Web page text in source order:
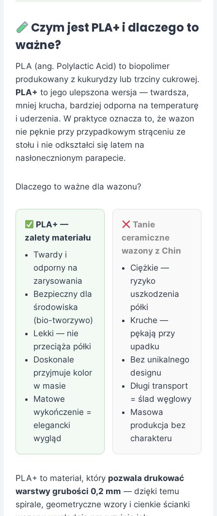
Czym jest PLA+ i dlaczego to
ważne?
PLA (ang. Polylactic Acid) to biopolimer
produkowany z kukurydzy lub trzciny cukrowej.
PLA+ to jego ulepszona wersja — twardsza,
mniej krucha, bardziej odporna na temperaturę
i uderzenia. W praktyce oznacza to, że wazon
nie pęknie przy przypadkowym strąceniu ze
stołu i nie odkształci się latem na
nasłonecznionym parapecie.
Dlaczego to ważne dla wazonu?
PLA+ —
zalety materiału
Twardy i
odporny na
zarysowania
Bezpieczny dla
środowiska
(bio-tworzywo)
Lekki — nie
przeciąża półki
Doskonale
przyjmuje kolor
w masie
Matowe
wykończenie =
elegancki
wygląd
Tanie
ceramiczne
wazony z Chin
Ciężkie —
ryzyko
uszkodzenia
półki
Kruche —
pękają przy
upadku
Bez unikalnego
designu
Długi transport
= ślad węglowy
Masowa
produkcja bez
charakteru
PLA+ to materiał, który pozwala drukować
warstwy grubości 0,2 mm — dzięki temu
spirale, geometryczne wzory i cienkie ścianki